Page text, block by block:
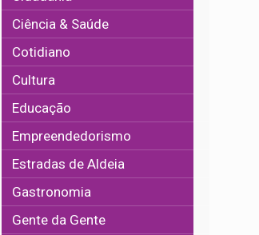
Ciência & Saúde
Cotidiano
Cultura
Educação
Empreendedorismo
Estradas de Aldeia
Gastronomia
Gente da Gente